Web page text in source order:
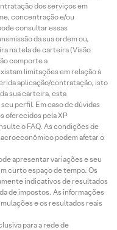
dos serviços em
concentração e/ou
consultar essas
da sua ordem ou,
na tela de carteira (Visão
comporte a
limitações em relação à
aplicação/contratação, isto
sua carteira, esta
perfil. Em caso de dúvidas
oferecidos pela XP
o FAQ. As condições de
podem afetar o
apresentar variações e seu
curto espaço de tempo. Os
indicativos de resultados
de impostos. As informações
e os resultados reais
para a rede de